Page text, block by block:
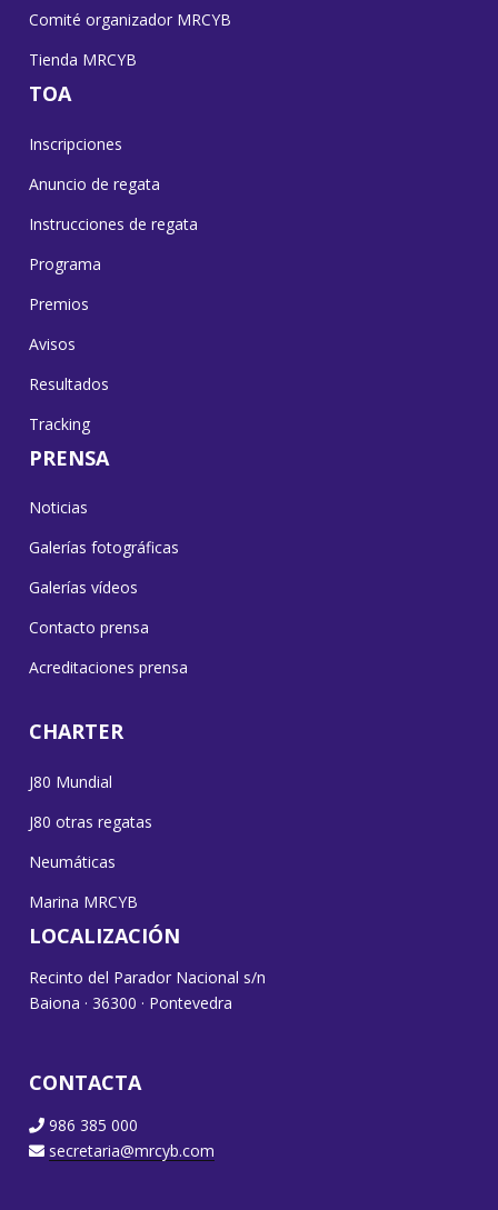
Comité organizador MRCYB
Tienda MRCYB
TOA
Inscripciones
Anuncio de regata
Instrucciones de regata
Programa
Premios
Avisos
Resultados
Tracking
PRENSA
Noticias
Galerías fotográficas
Galerías vídeos
Contacto prensa
Acreditaciones prensa
CHARTER
J80 Mundial
J80 otras regatas
Neumáticas
Marina MRCYB
LOCALIZACIÓN
Recinto del Parador Nacional s/n
Baiona · 36300 · Pontevedra
CONTACTA
986 385 000
secretaria@mrcyb.com